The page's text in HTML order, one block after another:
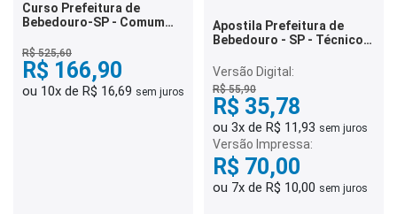
Curso Prefeitura de
Bebedouro-SP - Comum
Fundamental Incompleto
R$ 525,60
R$ 166,90
ou 10x de R$ 16,69 sem juros
Apostila Prefeitura de
Bebedouro - SP - Técnico
em Enfermagem ESF
Versão Digital:
R$ 55,90
R$ 35,78
ou 3x de R$ 11,93 sem juros
Versão Impressa:
R$ 70,00
ou 7x de R$ 10,00 sem juros